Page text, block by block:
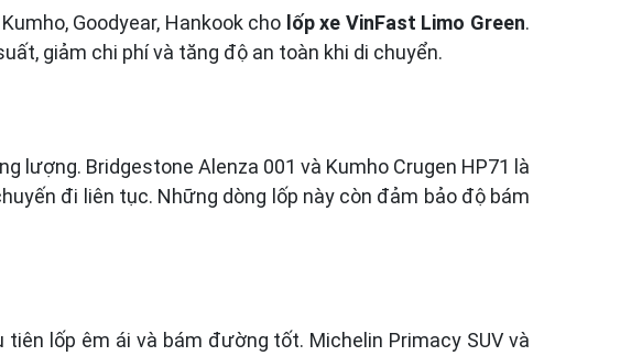
Goodyear, Hankook cho lốp xe VinFast Limo Green.
giảm chi phí và tăng độ an toàn khi di chuyển.
lượng. Bridgestone Alenza 001 và Kumho Crugen HP71 là
đi liên tục. Những dòng lốp này còn đảm bảo độ bám
lốp êm ái và bám đường tốt. Michelin Primacy SUV và